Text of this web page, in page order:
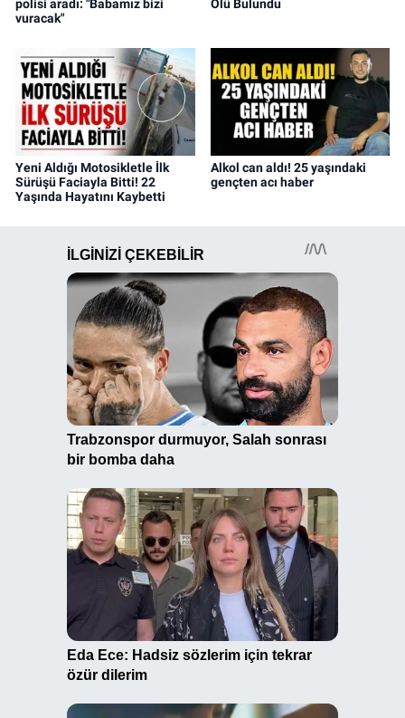
polisi aradı: "Babamız bizi
vuracak"
Ölü Bulundu
Yeni Aldığı Motosikletle İlk
Sürüşü Faciayla Bitti! 22
Yaşında Hayatını Kaybetti
Alkol can aldı! 25 yaşındaki
gençten acı haber